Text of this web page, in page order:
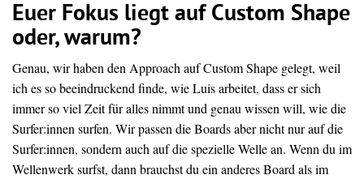
Euer Fokus liegt auf Custom Shape
oder, warum?
Genau, wir haben den Approach auf Custom Shape gelegt, weil
ich es so beeindruckend finde, wie Luis arbeitet, dass er sich
immer so viel Zeit für alles nimmt und genau wissen will, wie die
Surfer:innen surfen. Wir passen die Boards aber nicht nur auf die
Surfer:innen, sondern auch auf die spezielle Welle an. Wenn du im
Wellenwerk surfst, dann brauchst du ein anderes Board als im